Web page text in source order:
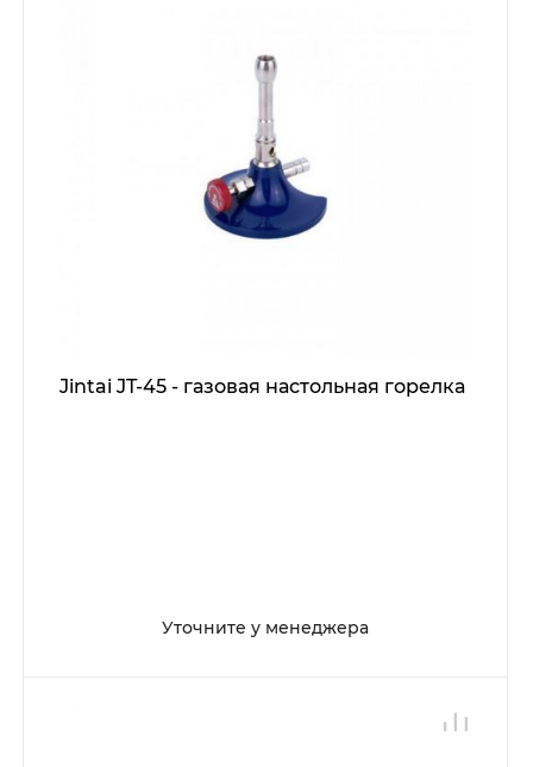
Jintai JT-45 - газовая настольная горелка
Уточните у менеджера